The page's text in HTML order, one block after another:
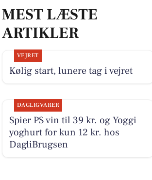
MEST LÆSTE
ARTIKLER
VEJRET
Kølig start, lunere tag i vejret
DAGLIGVARER
Spier PS vin til 39 kr. og Yoggi
yoghurt for kun 12 kr. hos
DagliBrugsen